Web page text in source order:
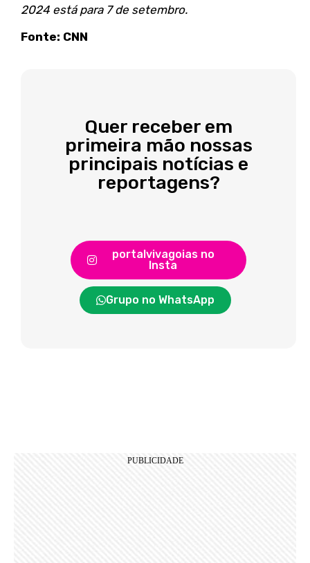
2024 está para 7 de setembro.
Fonte: CNN
Quer receber em
primeira mão nossas
principais notícias e
reportagens?
portalvivagoias no
Insta
Grupo no WhatsApp